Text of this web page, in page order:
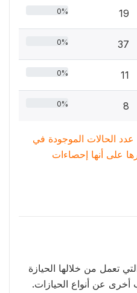
19
0%
37
0%
11
0%
8
0%
عدد الحالات الموجودة في
على أنها إحصاءات
تعمل من خلالها الحيازة
أخرى عن أنواع الحيازات.